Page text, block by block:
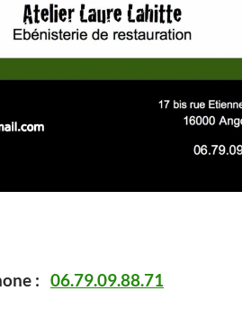
: 06.79.09.88.71